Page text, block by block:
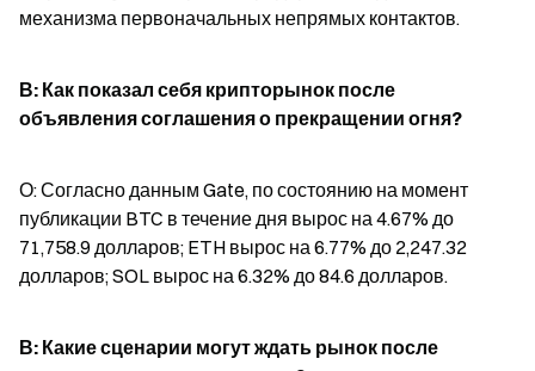
механизма первоначальных непрямых контактов.
В: Как показал себя крипторынок после
объявления соглашения о прекращении огня?
О: Согласно данным Gate, по состоянию на момент
публикации BTC в течение дня вырос на 4.67% до
71,758.9 долларов; ETH вырос на 6.77% до 2,247.32
долларов; SOL вырос на 6.32% до 84.6 долларов.
В: Какие сценарии могут ждать рынок после